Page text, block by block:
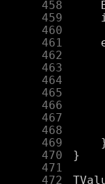
    458
    459
    460
    461
    462
    463
    464
    465
    466
    467
    468
    469
    470
    471
    472